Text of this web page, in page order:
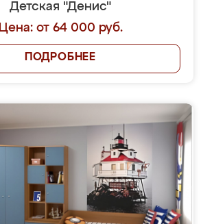
Детская "Денис"
Цена: от 64 000 руб.
ПОДРОБНЕЕ